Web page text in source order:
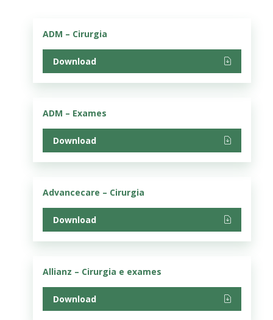
ADM – Cirurgia
Download
ADM – Exames
Download
Advancecare – Cirurgia
Download
Allianz – Cirurgia e exames
Download